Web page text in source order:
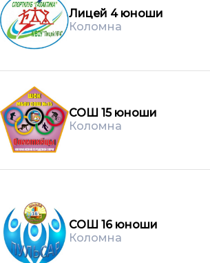
Лицей 4 юноши
Коломна
СОШ 15 юноши
Коломна
СОШ 16 юноши
Коломна